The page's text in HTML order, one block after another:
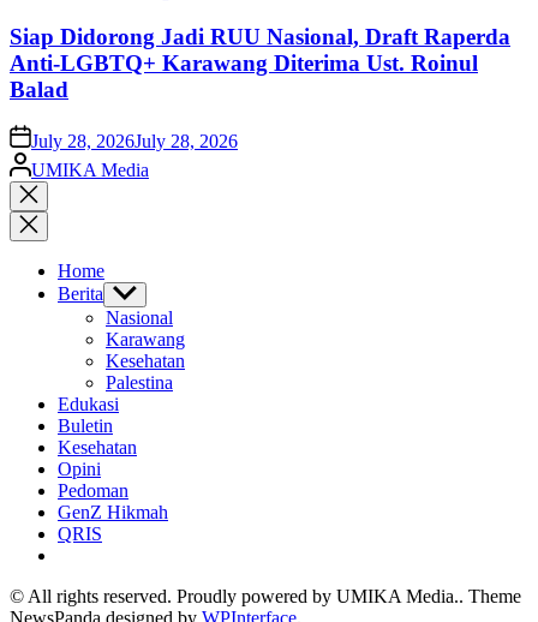
Siap Didorong Jadi RUU Nasional, Draft Raperda
Anti-LGBTQ+ Karawang Diterima Ust. Roinul
Balad
onJuly 28, 2026July 28, 2026
Posted
by
UMIKA Media
Close
search
Home
Berita Show
sub
menu
Nasional
Karawang
Kesehatan
Palestina
Edukasi
Buletin
Kesehatan
Opini
Pedoman
GenZ Hikmah
QRIS
© All rights reserved. Proudly powered by UMIKA Media.. Theme